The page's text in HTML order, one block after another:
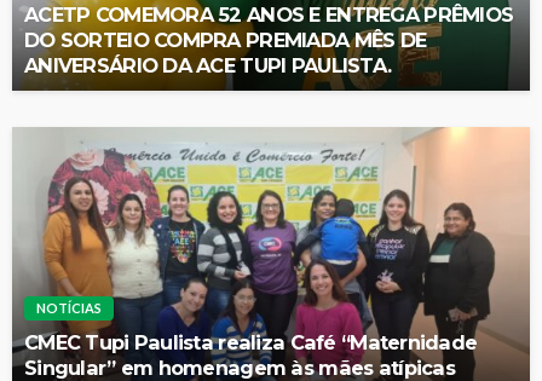
ACETP COMEMORA 52 ANOS E ENTREGA PRÊMIOS
DO SORTEIO COMPRA PREMIADA MÊS DE
ANIVERSÁRIO DA ACE TUPI PAULISTA.
NOTÍCIAS
CMEC Tupi Paulista realiza Café “Maternidade
Singular” em homenagem às mães atípicas